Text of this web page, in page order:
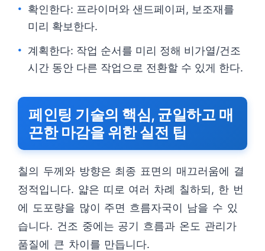
확인한다: 프라이머와 샌드페이퍼, 보조재를
미리 확보한다.
계획한다: 작업 순서를 미리 정해 비가열/건조
시간 동안 다른 작업으로 전환할 수 있게 한다.
페인팅 기술의 핵심, 균일하고 매
끈한 마감을 위한 실전 팁
칠의 두께와 방향은 최종 표면의 매끄러움에 결
정적입니다. 얇은 띠로 여러 차례 칠하되, 한 번
에 도포량을 많이 주면 흐름자국이 남을 수 있
습니다. 건조 중에는 공기 흐름과 온도 관리가
품질에 큰 차이를 만듭니다.